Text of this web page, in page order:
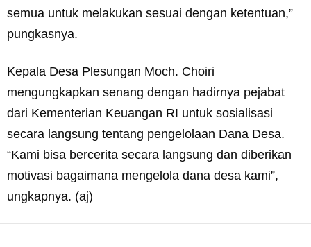
semua untuk melakukan sesuai dengan ketentuan,”
pungkasnya.
Kepala Desa Plesungan Moch. Choiri
mengungkapkan senang dengan hadirnya pejabat
dari Kementerian Keuangan RI untuk sosialisasi
secara langsung tentang pengelolaan Dana Desa.
“Kami bisa bercerita secara langsung dan diberikan
motivasi bagaimana mengelola dana desa kami”,
ungkapnya. (aj)